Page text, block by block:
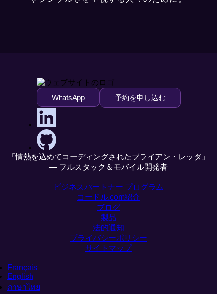
WhatsApp 予約を申し込む
「情熱を込めてコーディングされたブライアン・レッダ」
— フルスタック＆モバイル開発者
ビジネスパートナー プログラム
コードル.com紹介
ブログ
製品
法的通知
プライバシーポリシー
サイトマップ
Français
English
ภาษาไทย